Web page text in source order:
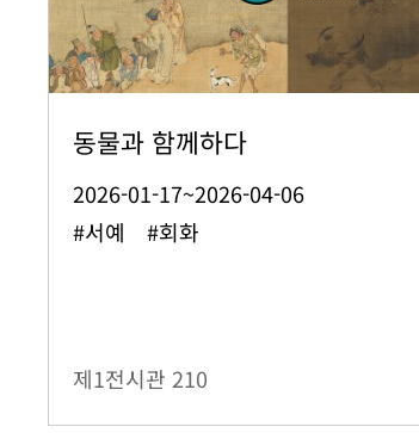
동물과 함께하다
2026-01-17~2026-04-06
#서예 #회화
제1전시관 210